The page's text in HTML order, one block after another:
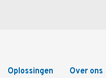
Oplossingen Over ons